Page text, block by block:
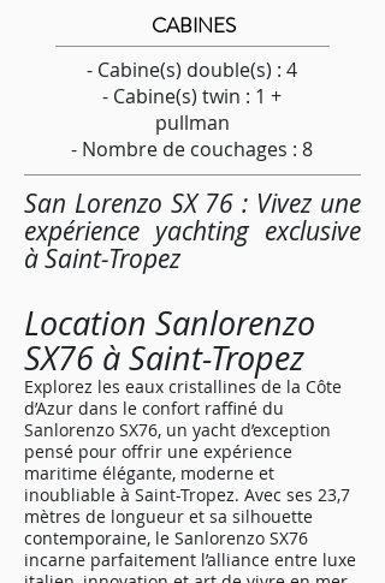
CABINES
- Cabine(s) double(s) : 4
- Cabine(s) twin : 1 +
pullman
- Nombre de couchages : 8
San Lorenzo SX 76 : Vivez une
expérience yachting exclusive
à Saint-Tropez
Location Sanlorenzo
SX76 à Saint-Tropez
Explorez les eaux cristallines de la Côte
d’Azur dans le confort raffiné du
Sanlorenzo SX76, un yacht d’exception
pensé pour offrir une expérience
maritime élégante, moderne et
inoubliable à Saint-Tropez. Avec ses 23,7
mètres de longueur et sa silhouette
contemporaine, le Sanlorenzo SX76
incarne parfaitement l’alliance entre luxe